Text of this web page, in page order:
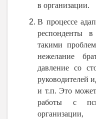
в организации.
В процессе
респонденты в
такими
нежелание
давление со
руководителей
и т.п. Это может
работы с
организации,